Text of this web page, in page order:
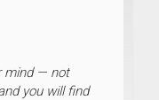
mind — not
you will find